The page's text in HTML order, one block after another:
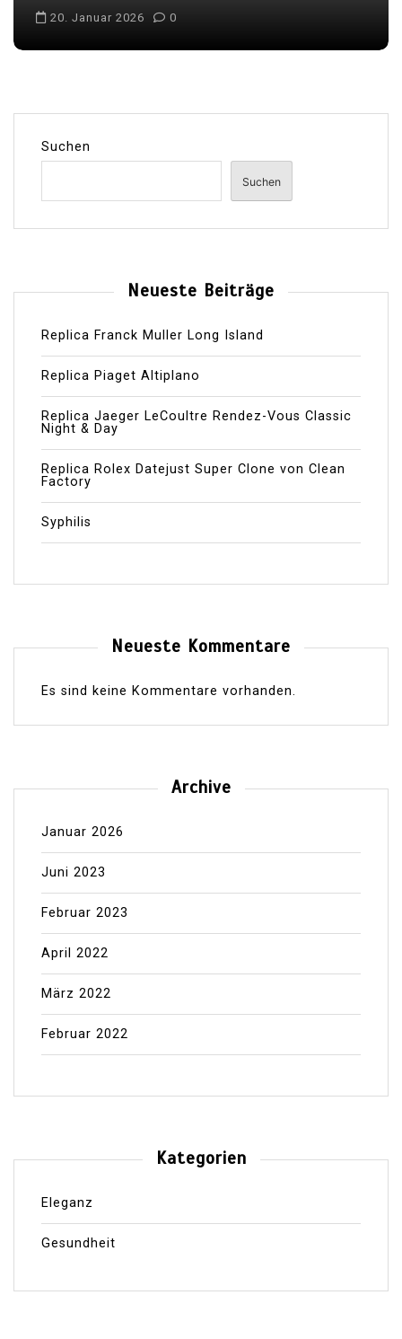
20. Januar 2026 0
Suchen
Suchen
Neueste Beiträge
Replica Franck Muller Long Island
Replica Piaget Altiplano
Replica Jaeger LeCoultre Rendez-Vous Classic
Night & Day
Replica Rolex Datejust Super Clone von Clean
Factory
Syphilis
Neueste Kommentare
Es sind keine Kommentare vorhanden.
Archive
Januar 2026
Juni 2023
Februar 2023
April 2022
März 2022
Februar 2022
Kategorien
Eleganz
Gesundheit